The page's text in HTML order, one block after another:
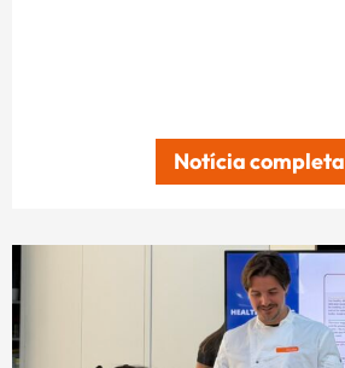
Notícia completa